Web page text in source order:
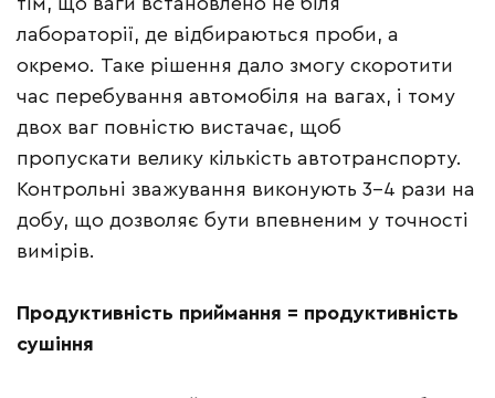
лабораторії, де відбираються проби, а
окремо. Таке рішення дало змогу скоротити
час перебування автомобіля на вагах, і тому
двох ваг повністю вистачає, щоб
пропускати велику кількість автотранспорту.
Контрольні зважування виконують 3–4 рази на
добу, що дозволяє бути впевненим у точності
вимірів.
Продуктивність приймання = продуктивність
сушіння